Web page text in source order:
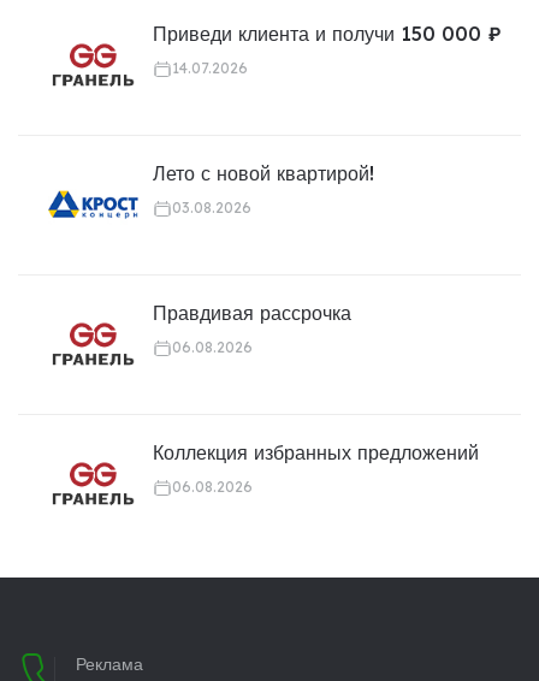
Приведи клиента и получи 150 000 ₽
14.07.2026
Лето с новой квартирой!
03.08.2026
Правдивая рассрочка
06.08.2026
Коллекция избранных предложений
06.08.2026
Реклама